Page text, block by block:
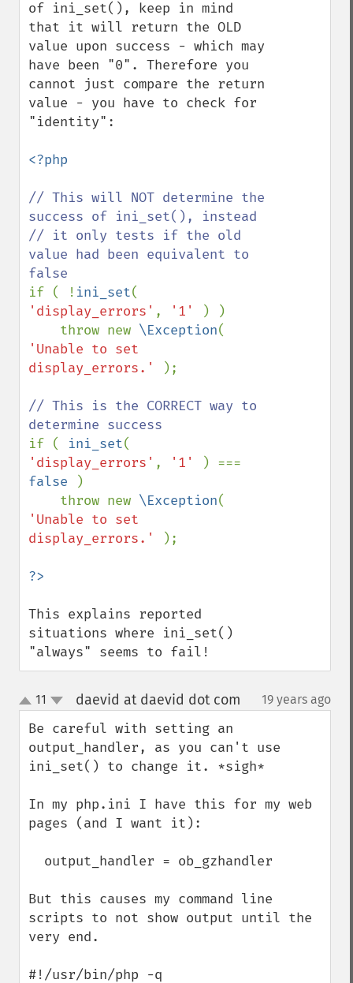
of ini_set(), keep in mind
that it will return the OLD
value upon success - which may
have been "0". Therefore you
cannot just compare the return
value - you have to check for
"identity":
<?php
// This will NOT determine the
success of ini_set(), instead
// it only tests if the old
value had been equivalent to
if ( ! ini_set
'display_errors' , '1'
) )
    throw new
\Exception
'Unable to set
display_errors.'
);
// This is the CORRECT way to
if ( ini_set
'display_errors' , '1'
false
)
    throw new
\Exception
'Unable to set
display_errors.'
);
This explains reported
situations where ini_set()
"always" seems to fail!
up
down
11 daevid at daevid dot com 19 years ago
Be careful with setting an
output_handler, as you can't use
ini_set() to change it. *sigh*
In my php.ini I have this for my web
pages (and I want it):
But this causes my command line
scripts to not show output until the
very end.